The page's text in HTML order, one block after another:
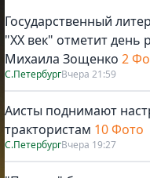
Государственный
"ХХ век" отметит день
Михаила Зощенко 2
С.ПетербургВчера 21:59
Аисты поднимают
трактористам 10 Фото
С.ПетербургВчера 19:27